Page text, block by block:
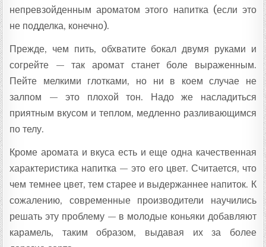
непревзойденным ароматом этого напитка (если это
не подделка, конечно).
Прежде, чем пить, обхватите бокал двумя руками и
согрейте — так аромат станет боле выраженным.
Пейте мелкими глотками, но ни в коем случае не
залпом — это плохой тон. Надо же насладиться
приятным вкусом и теплом, медленно разливающимся
по телу.
Кроме аромата и вкуса есть и еще одна качественная
характеристика напитка — это его цвет. Считается, что
чем темнее цвет, тем старее и выдержаннее напиток. К
сожалению, современные производители научились
решать эту проблему — в молодые коньяки добавляют
карамель, таким образом, выдавая их за более